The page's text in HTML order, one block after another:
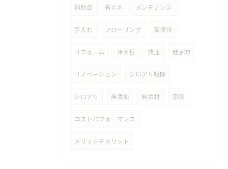
補助金 省エネ メンテナンス
手入れ フローリング 宝塚市
リフォーム 冷え性 快適 健康的
リノベーション シロアリ駆除
シロアリ 無添加 無垢材 漆喰
コストパフォーマンス
メリットデメリット